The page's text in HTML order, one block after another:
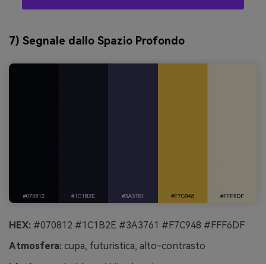
7) Segnale dallo Spazio Profondo
HEX: #070812 #1C1B2E #3A3761 #F7C948 #FFF6DF
Atmosfera: cupa, futuristica, alto-contrasto